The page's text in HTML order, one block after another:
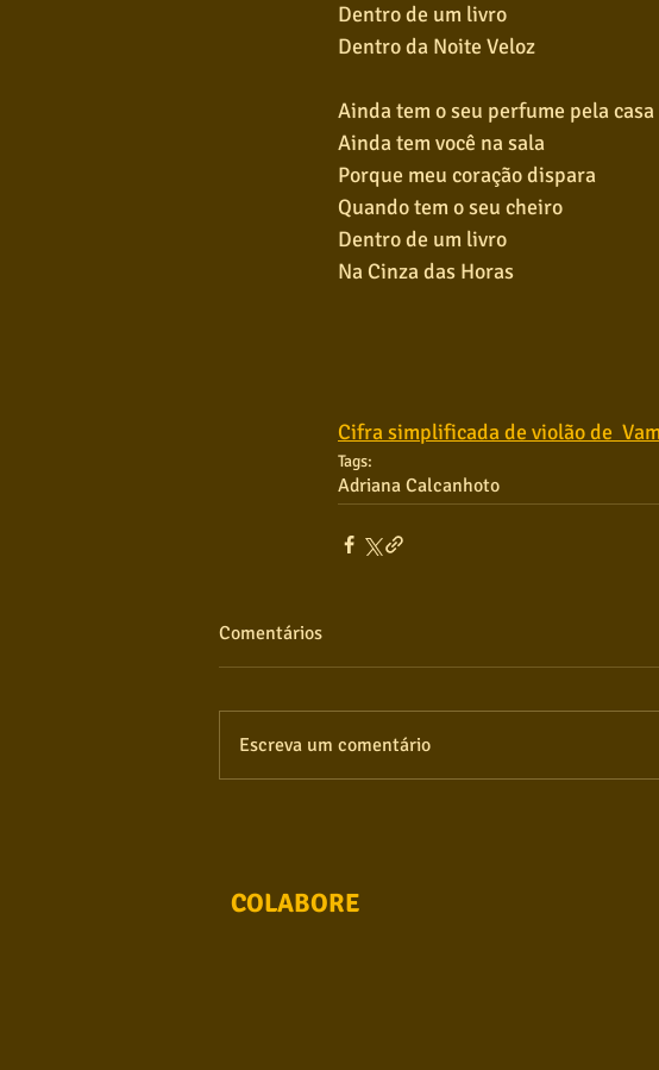
Dentro de um livro
Dentro da Noite Veloz
Ainda tem o seu perfume pela casa
Ainda tem você na sala
Porque meu coração dispara
Quando tem o seu cheiro
Dentro de um livro
Na Cinza das Horas
Cifra simplificada de violão de
Tags:
Adriana Calcanhoto
Comentários
Escreva um comentário
COLABORE